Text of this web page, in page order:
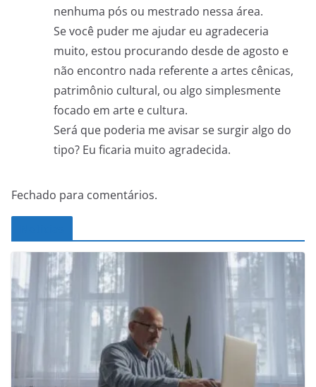
nenhuma pós ou mestrado nessa área.
Se você puder me ajudar eu agradeceria
muito, estou procurando desde de agosto e
não encontro nada referente a artes cênicas,
patrimônio cultural, ou algo simplesmente
focado em arte e cultura.
Será que poderia me avisar se surgir algo do
tipo? Eu ficaria muito agradecida.
Fechado para comentários.